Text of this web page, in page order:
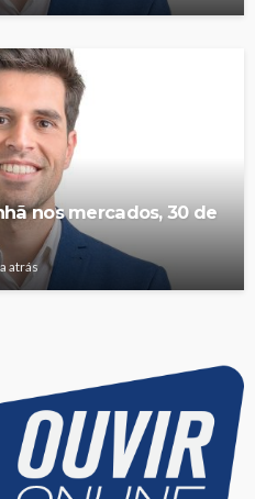
nos mercados, 30 de
atrás